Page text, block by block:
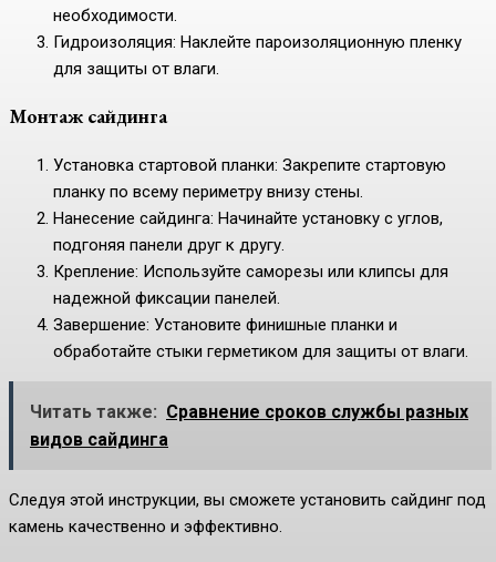
необходимости.
Гидроизоляция: Наклейте пароизоляционную пленку
для защиты от влаги.
Монтаж сайдинга
Установка стартовой планки: Закрепите стартовую
планку по всему периметру внизу стены.
Нанесение сайдинга: Начинайте установку с углов,
подгоняя панели друг к другу.
Крепление: Используйте саморезы или клипсы для
надежной фиксации панелей.
Завершение: Установите финишные планки и
обработайте стыки герметиком для защиты от влаги.
Читать также: Сравнение сроков службы разных
видов сайдинга
Следуя этой инструкции, вы сможете установить сайдинг под
камень качественно и эффективно.